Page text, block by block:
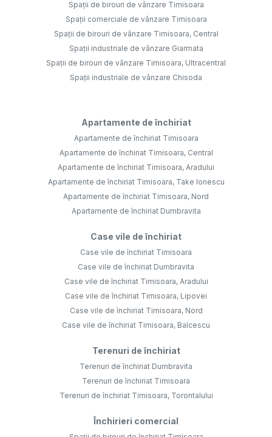
Spații de birouri de vânzare Timisoara
Spații comerciale de vânzare Timisoara
Spații de birouri de vânzare Timisoara, Central
Spații industriale de vânzare Giarmata
Spații de birouri de vânzare Timisoara, Ultracentral
Spații industriale de vânzare Chisoda
Apartamente de închiriat
Apartamente de închiriat Timisoara
Apartamente de închiriat Timisoara, Central
Apartamente de închiriat Timisoara, Aradului
Apartamente de închiriat Timisoara, Take Ionescu
Apartamente de închiriat Timisoara, Nord
Apartamente de închiriat Dumbravita
Case vile de închiriat
Case vile de închiriat Timisoara
Case vile de închiriat Dumbravita
Case vile de închiriat Timisoara, Aradului
Case vile de închiriat Timisoara, Lipovei
Case vile de închiriat Timisoara, Nord
Case vile de închiriat Timisoara, Balcescu
Terenuri de închiriat
Terenuri de închiriat Dumbravita
Terenuri de închiriat Timisoara
Terenuri de închiriat Timisoara, Torontalului
Închirieri comercial